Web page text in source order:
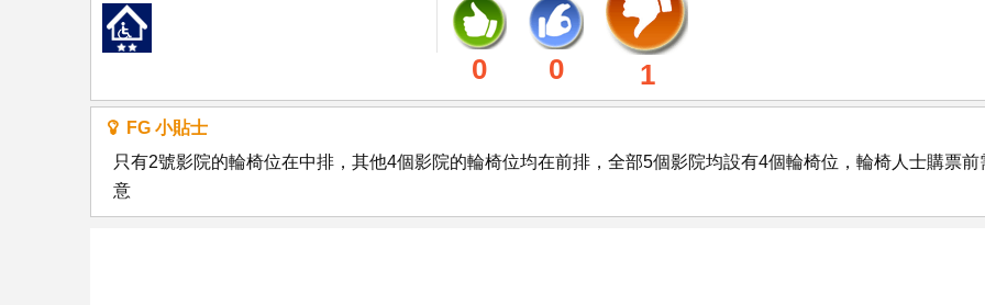
0 0 1
FG 小貼士
只有2號影院的輪椅位在中排，其他4個影院的輪椅位均在前排，全部5個影院均設有4個輪椅位，輪椅人士購票前
意